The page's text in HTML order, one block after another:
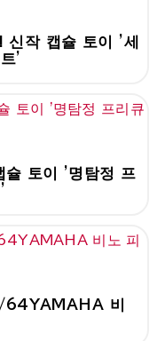
작 캡슐 토이 '세
'
슐 토이 '명탐정 프
64YAMAHA 비